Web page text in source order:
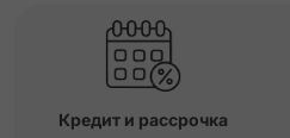
Кредит и рассрочка